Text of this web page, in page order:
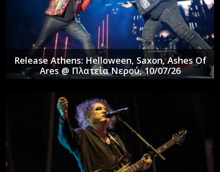
Release Athens: Helloween, Saxon, Ashes Of
Ares @ Πλατεία Νερού, 10/07/26